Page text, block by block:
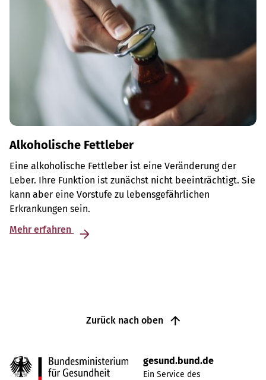
Alkoholische Fettleber
Eine alkoholische Fettleber ist eine Veränderung der
Leber. Ihre Funktion ist zunächst nicht beeinträchtigt. Sie
kann aber eine Vorstufe zu lebensgefährlichen
Erkrankungen sein.
Mehr erfahren
Zurück nach oben
gesund.bund.de
Ein Service des